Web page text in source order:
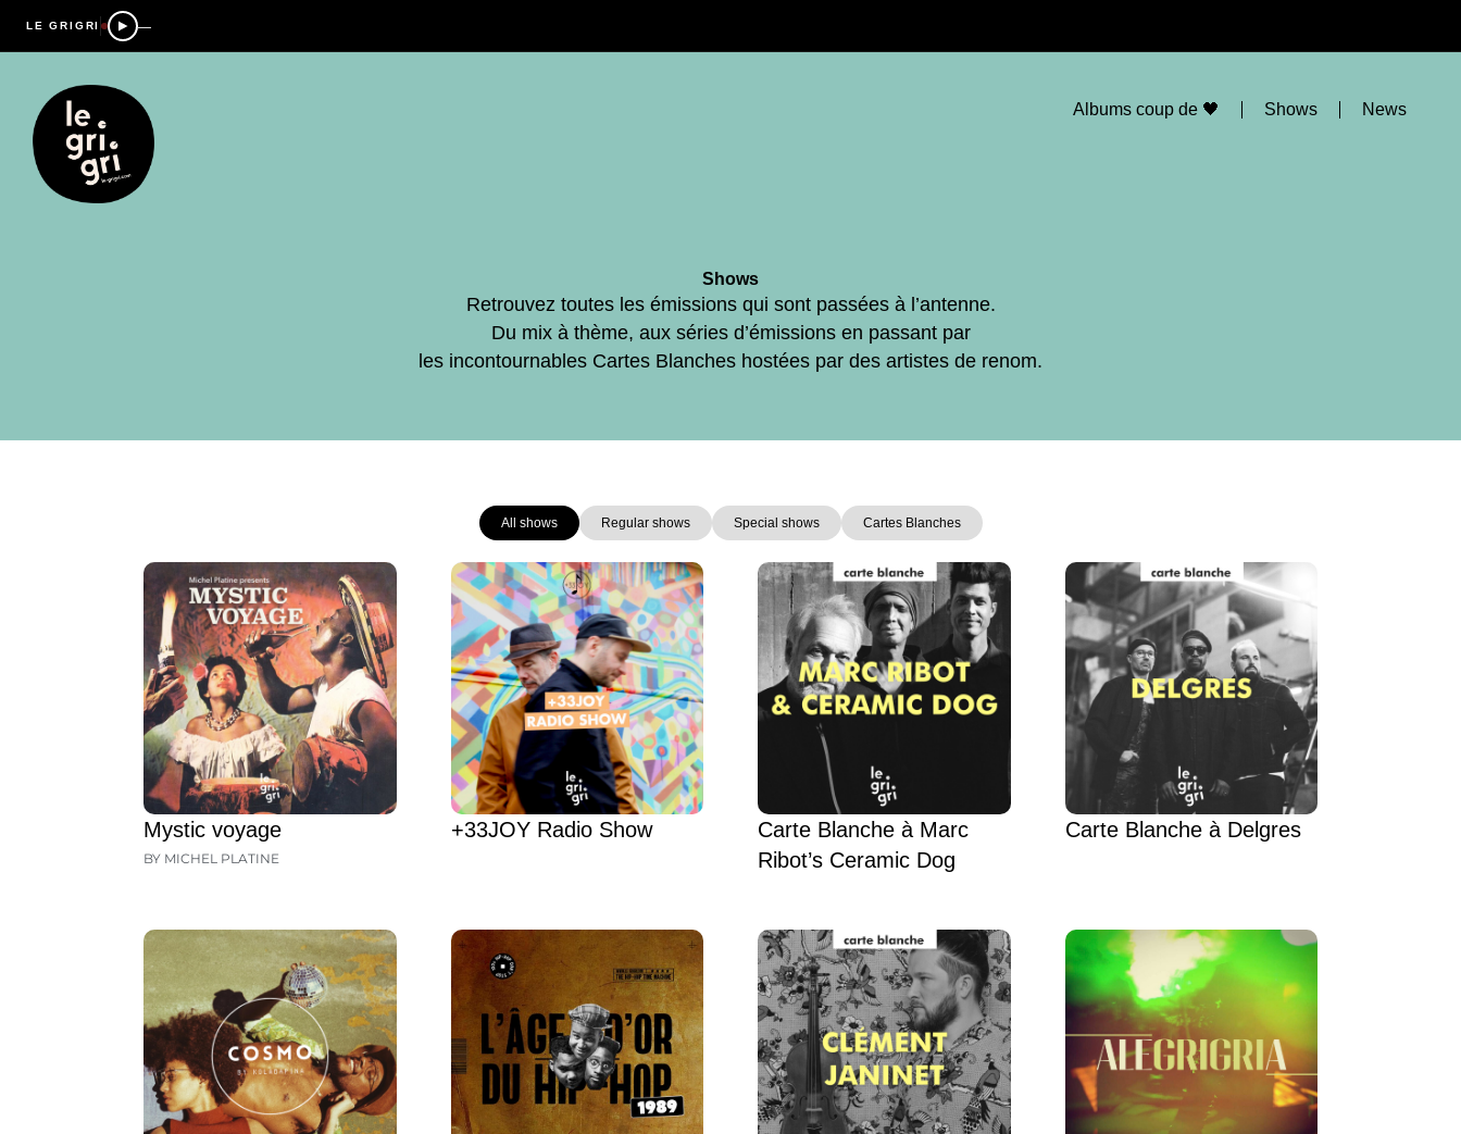
LE GRIGRI —
Albums coup de 🖤 Shows News
Shows
Retrouvez toutes les émissions qui sont passées à l’antenne.
Du mix à thème, aux séries d’émissions en passant par
les incontournables Cartes Blanches hostées par des artistes de renom.
All shows Regular shows Special shows Cartes Blanches
Mystic voyage
BY MICHEL PLATINE
+33JOY Radio Show
Carte Blanche à Marc
Ribot’s Ceramic Dog
Carte Blanche à Delgres
PagePagePage Page Page